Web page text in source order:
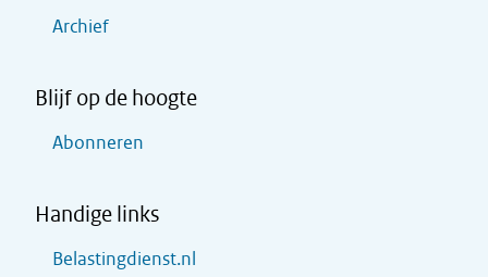
Archief
Blijf op de hoogte
Abonneren
Handige links
Belastingdienst.nl